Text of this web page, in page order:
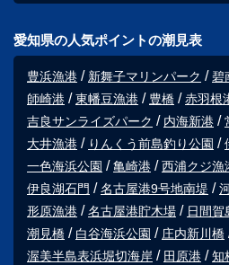
愛知県の人気ポイントの潮見表
豊浜漁港 新舞子マリンパーク 碧
師崎港
東幡豆漁港 豊橋 赤羽根
吉良サンライズパーク
内海新港
大井漁港
りんくう前島釣り公園
一色海浜公園
亀崎港 西浦クジ漁
伊良湖石門
名古屋港9号地南堤
形原漁港
名古屋港貯木場 日間賀
潮見橋
白谷海浜公園 庄内新川橋
渥美半島表浜堀切海岸
田原港 知